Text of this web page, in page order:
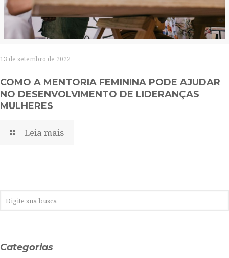
13 de setembro de 2022
COMO A MENTORIA FEMININA PODE AJUDAR
NO DESENVOLVIMENTO DE LIDERANÇAS
MULHERES
Leia mais
Categorias